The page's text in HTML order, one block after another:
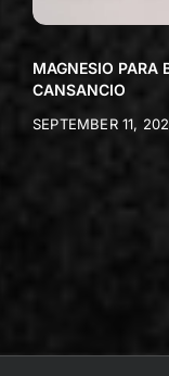
MAGNESIO PARA
CANSANCIO
SEPTEMBER 11,